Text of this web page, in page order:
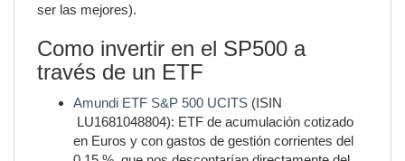
ser las mejores).
Como invertir en el SP500 a
través de un ETF
Amundi ETF S&P 500 UCITS (ISIN
LU1681048804): ETF de acumulación cotizado
en Euros y con gastos de gestión corrientes del